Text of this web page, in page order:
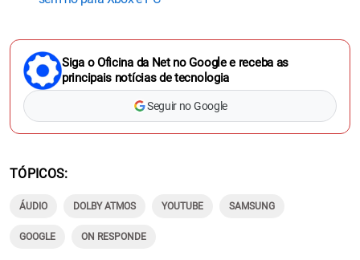
Siga o Oficina da Net no Google e receba as
principais notícias de tecnologia
Seguir no Google
TÓPICOS
ÁUDIO DOLBY ATMOS YOUTUBE SAMSUNG
GOOGLE ON RESPONDE